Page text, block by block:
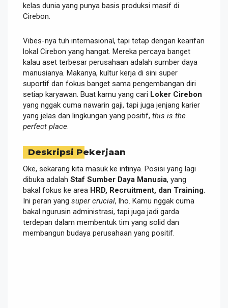
kelas dunia yang punya basis produksi masif di
Cirebon.
Vibes-nya tuh internasional, tapi tetap dengan kearifan
lokal Cirebon yang hangat. Mereka percaya banget
kalau aset terbesar perusahaan adalah sumber daya
manusianya. Makanya, kultur kerja di sini super
suportif dan fokus banget sama pengembangan diri
setiap karyawan. Buat kamu yang cari Loker Cirebon
yang nggak cuma nawarin gaji, tapi juga jenjang karier
yang jelas dan lingkungan yang positif, this is the
perfect place
Deskripsi Pekerjaan
Oke, sekarang kita masuk ke intinya. Posisi yang lagi
dibuka adalah Staf Sumber Daya Manusia, yang
bakal fokus ke area HRD, Recruitment, dan Training
Ini peran yang super crucial, lho. Kamu nggak cuma
bakal ngurusin administrasi, tapi juga jadi garda
terdepan dalam membentuk tim yang solid dan
membangun budaya perusahaan yang positif.